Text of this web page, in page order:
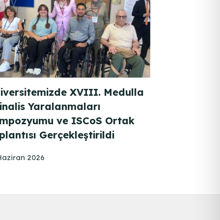
XVIII. Medulla
Yaralanmaları
ve ISCoS Ortak
Gerçekleştirildi
2026